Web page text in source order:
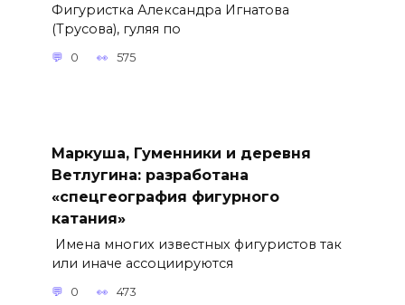
Фигуристка Александра Игнатова
(Трусова), гуляя по
0 575
Маркуша, Гуменники и деревня
Ветлугина: разработана
«спецгеография фигурного
катания»
Имена многих известных фигуристов так
или иначе ассоциируются
0 473